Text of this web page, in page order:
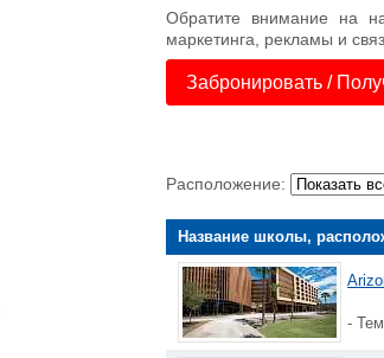
Обратите внимание на
маркетинга, рекламы и
Забронировать /
Расположение:
Название школы,
-